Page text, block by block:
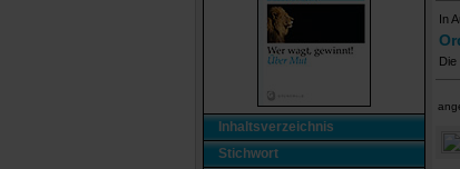
Inhaltsverzeichnis
Stichwort
In
Die